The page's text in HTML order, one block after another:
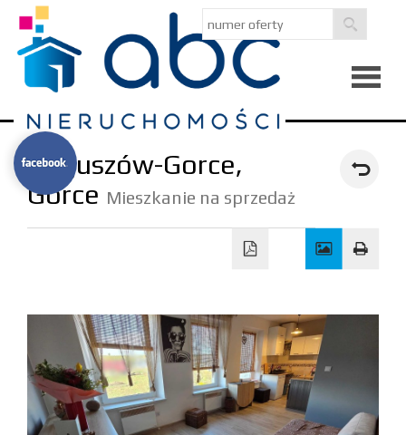
firmie
Kredyty
Boguszów-Gorce,
Gorce Mieszkanie na sprzedaż